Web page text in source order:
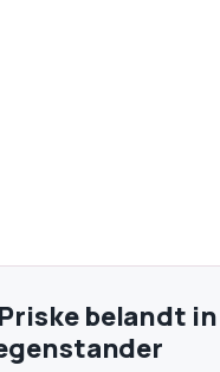
belandt in